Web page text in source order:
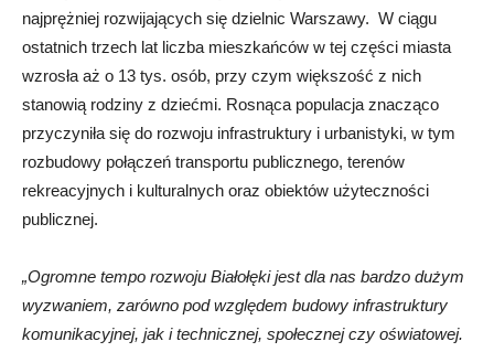
najprężniej rozwijających się dzielnic Warszawy. W ciągu
ostatnich trzech lat liczba mieszkańców w tej części miasta
wzrosła aż o 13 tys. osób, przy czym większość z nich
stanowią rodziny z dziećmi. Rosnąca populacja znacząco
przyczyniła się do rozwoju infrastruktury i urbanistyki, w tym
rozbudowy połączeń transportu publicznego, terenów
rekreacyjnych i kulturalnych oraz obiektów użyteczności
publicznej.
„Ogromne tempo rozwoju Białołęki jest dla nas bardzo dużym
wyzwaniem, zarówno pod względem budowy infrastruktury
komunikacyjnej, jak i technicznej, społecznej czy oświatowej.